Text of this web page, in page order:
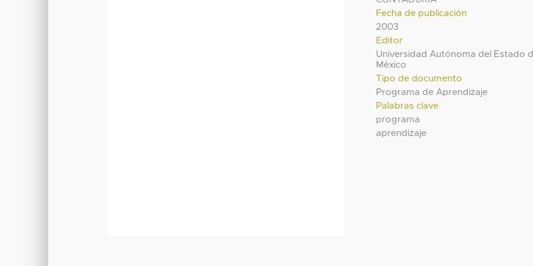
Fecha de publicación
2003
Editor
Universidad Autónoma del Estado
México
Tipo de documento
Programa de Aprendizaje
Palabras clave
programa
aprendizaje